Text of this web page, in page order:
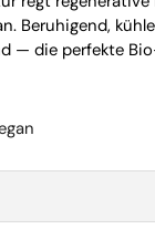
Beruhigend,
— die perfekte